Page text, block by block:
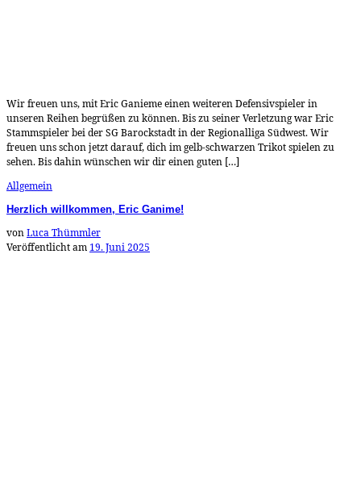
Wir freuen uns, mit Eric Ganieme einen weiteren Defensivspieler in
unseren Reihen begrüßen zu können. Bis zu seiner Verletzung war Eric
Stammspieler bei der SG Barockstadt in der Regionalliga Südwest. Wir
freuen uns schon jetzt darauf, dich im gelb-schwarzen Trikot spielen zu
sehen. Bis dahin wünschen wir dir einen guten […]
Allgemein
Herzlich willkommen, Eric Ganime!
vonLuca Thümmler
Veröffentlicht am 19. Juni 2025